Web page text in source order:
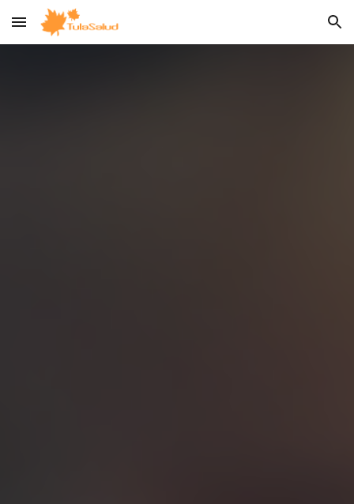
Skip to main content Skip to navigation